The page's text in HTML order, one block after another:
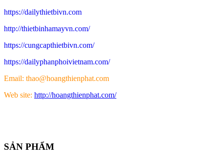
https://dailythietbivn.com
http://thietbinhamayvn.com/
https://cungcapthietbivn.com/
https://dailyphanphoivietnam.com/
Email: thao@hoangthienphat.com
Web site: http://hoangthienphat.com/
SẢN PHẨM